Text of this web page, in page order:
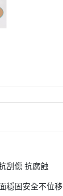
刮傷 抗腐蝕
穩固安全不位移